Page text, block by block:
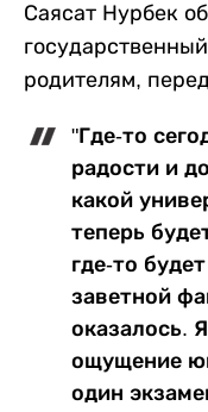
Саясат Нурбек
родителям,
"Где-то
радости и
какой
теперь
где-то
заветной
оказалось.
ощущение
один